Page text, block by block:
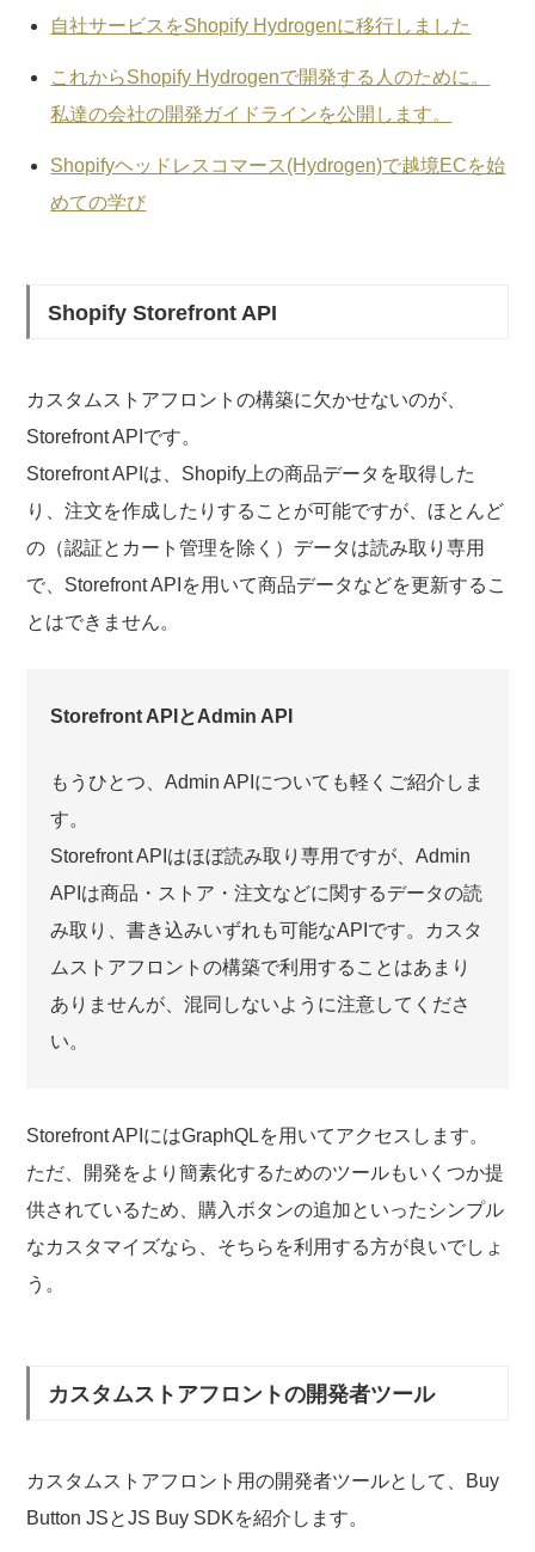
自社サービスをShopify Hydrogenに移行しました
これからShopify Hydrogenで開発する人のために。
私達の会社の開発ガイドラインを公開します。
Shopifyヘッドレスコマース(Hydrogen)で越境ECを始
めての学び
Shopify Storefront API
カスタムストアフロントの構築に欠かせないのが、
Storefront APIです。
Storefront APIは、Shopify上の商品データを取得した
り、注文を作成したりすることが可能ですが、ほとんど
の（認証とカート管理を除く）データは読み取り専用
で、Storefront APIを用いて商品データなどを更新するこ
とはできません。
Storefront APIとAdmin API
もうひとつ、Admin APIについても軽くご紹介しま
す。
Storefront APIはほぼ読み取り専用ですが、Admin
APIは商品・ストア・注文などに関するデータの読
み取り、書き込みいずれも可能なAPIです。カスタ
ムストアフロントの構築で利用することはあまり
ありませんが、混同しないように注意してくださ
い。
Storefront APIにはGraphQLを用いてアクセスします。
ただ、開発をより簡素化するためのツールもいくつか提
供されているため、購入ボタンの追加といったシンプル
なカスタマイズなら、そちらを利用する方が良いでしょ
う。
カスタムストアフロントの開発者ツール
カスタムストアフロント用の開発者ツールとして、Buy
Button JSとJS Buy SDKを紹介します。